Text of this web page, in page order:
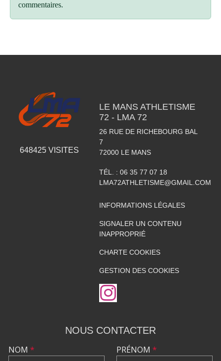
commentaires.
648425 VISITES
LE MANS ATHLETISME
72 - LMA 72
26 RUE DE RICHEBOURG BAL
7
72000 LE MANS
TÉL. : 06 35 77 07 18
LMA72ATHLETISME@GMAIL.COM
INFORMATIONS LÉGALES
SIGNALER UN CONTENU
INAPPROPRIÉ
CHARTE COOKIES
GESTION DES COOKIES
NOUS CONTACTER
NOM * PRÉNOM *